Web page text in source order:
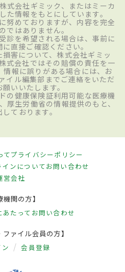
式会社ギミック、またはミーカ
た情報をもとにしています。
努めておりますが、内容を完全
ではありません。
診を希望される場合は、事前に
直接ご確認ください。
害について、株式会社ギミッ
式会社ではその賠償の責任を一
報に誤りがある場合には、お
イル編集部までご連絡をいただ
いいたします。
の健康保険証利用可能な医療機
厚生労働省の情報提供のもと、
ております。
てプライバシーポリシー
ンについてお問い合わせ
営会社
機関の方】
たって お問い合わせ
ファイル会員の方】
会員登録